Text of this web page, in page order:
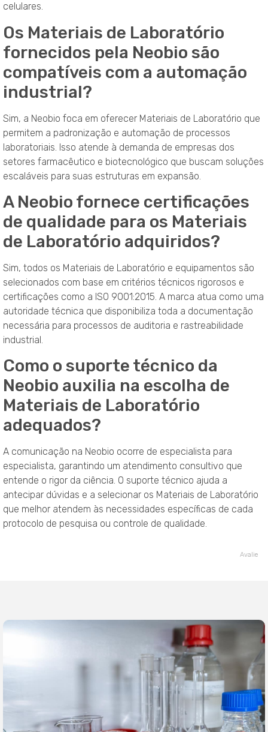
celulares.
Os Materiais de Laboratório
fornecidos pela Neobio são
compatíveis com a automação
industrial?
Sim, a Neobio foca em oferecer Materiais de Laboratório que
permitem a padronização e automação de processos
laboratoriais. Isso atende à demanda de empresas dos
setores farmacêutico e biotecnológico que buscam soluções
escaláveis para suas estruturas em expansão.
A Neobio fornece certificações
de qualidade para os Materiais
de Laboratório adquiridos?
Sim, todos os Materiais de Laboratório e equipamentos são
selecionados com base em critérios técnicos rigorosos e
certificações como a ISO 9001:2015. A marca atua como uma
autoridade técnica que disponibiliza toda a documentação
necessária para processos de auditoria e rastreabilidade
industrial.
Como o suporte técnico da
Neobio auxilia na escolha de
Materiais de Laboratório
adequados?
A comunicação na Neobio ocorre de especialista para
especialista, garantindo um atendimento consultivo que
entende o rigor da ciência. O suporte técnico ajuda a
antecipar dúvidas e a selecionar os Materiais de Laboratório
que melhor atendem às necessidades específicas de cada
protocolo de pesquisa ou controle de qualidade.
Avalie